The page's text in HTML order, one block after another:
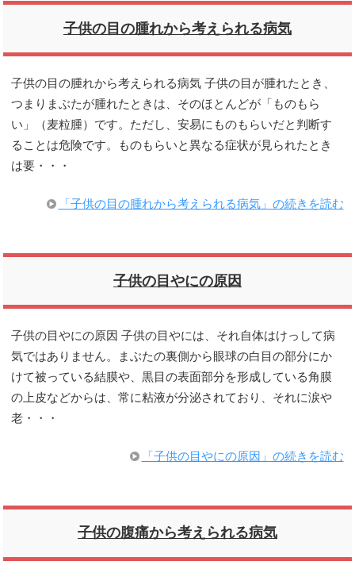
子供の目の腫れから考えられる病気
子供の目の腫れから考えられる病気 子供の目が腫れたとき、
つまりまぶたが腫れたときは、そのほとんどが「ものもら
い」（麦粒腫）です。ただし、安易にものもらいだと判断す
ることは危険です。ものもらいと異なる症状が見られたとき
は要・・・
「子供の目の腫れから考えられる病気」の続きを読む
子供の目やにの原因
子供の目やにの原因 子供の目やには、それ自体はけっして病
気ではありません。まぶたの裏側から眼球の白目の部分にか
けて被っている結膜や、黒目の表面部分を形成している角膜
の上皮などからは、常に粘液が分泌されており、それに涙や
老・・・
「子供の目やにの原因」の続きを読む
子供の腹痛から考えられる病気